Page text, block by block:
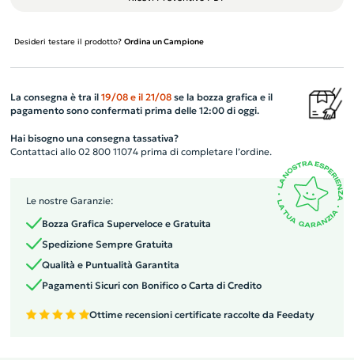
Desideri testare il prodotto? Ordina un Campione
La consegna è tra il 19/08 e il 21/08se la bozza grafica e il
pagamento sono confermati prima delle 12:00 di oggi.
Hai bisogno una consegna tassativa?
Contattaci allo 02 800 11074 prima di completare l’ordine.
Le nostre Garanzie:
Bozza Grafica Superveloce e Gratuita
Spedizione Sempre Gratuita
Qualità e Puntualità Garantita
Pagamenti Sicuri con Bonifico o Carta di Credito
Ottime recensioni certificate raccolte da Feedaty